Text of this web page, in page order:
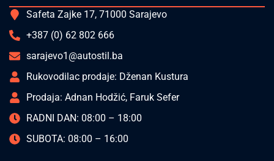
Safeta Zajke 17, 71000 Sarajevo
+387 (0) 62 802 666
sarajevo1@autostil.ba
Rukovodilac prodaje: Dženan Kustura
Prodaja: Adnan Hodžić, Faruk Sefer
RADNI DAN: 08:00 – 18:00
SUBOTA: 08:00 – 16:00